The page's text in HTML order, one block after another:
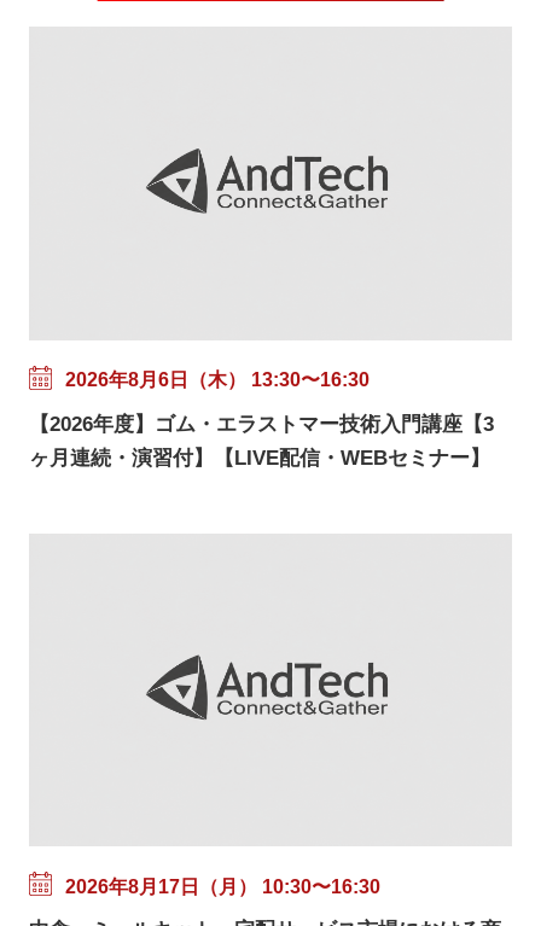
2026年8月6日（木） 13:30〜16:30
【2026年度】ゴム・エラストマー技術入門講座【3
ヶ月連続・演習付】【LIVE配信・WEBセミナー】
2026年8月17日（月） 10:30〜16:30